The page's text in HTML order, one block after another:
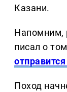
Казани.
Напомним,
писал о
Поход